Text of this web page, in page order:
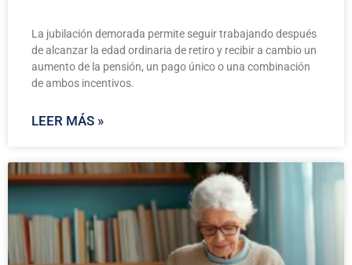
La jubilación demorada permite seguir trabajando después
de alcanzar la edad ordinaria de retiro y recibir a cambio un
aumento de la pensión, un pago único o una combinación
de ambos incentivos.
LEER MÁS »